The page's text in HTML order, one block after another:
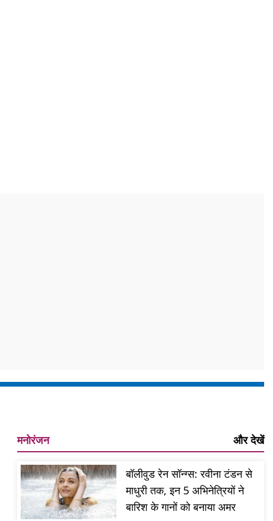
मनोरंजन और देखें
बॉलीवुड रेन सॉन्ग्स: रवीना टंडन से
माधुरी तक, इन 5 अभिनेत्रियों ने
बारिश के गानों को बनाया अमर